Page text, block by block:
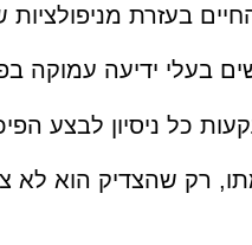
בעזרת מניפולציות
בעלי ידיעה עמוקה
כל ניסיון לבצע
רק שהצדיק הוא לא